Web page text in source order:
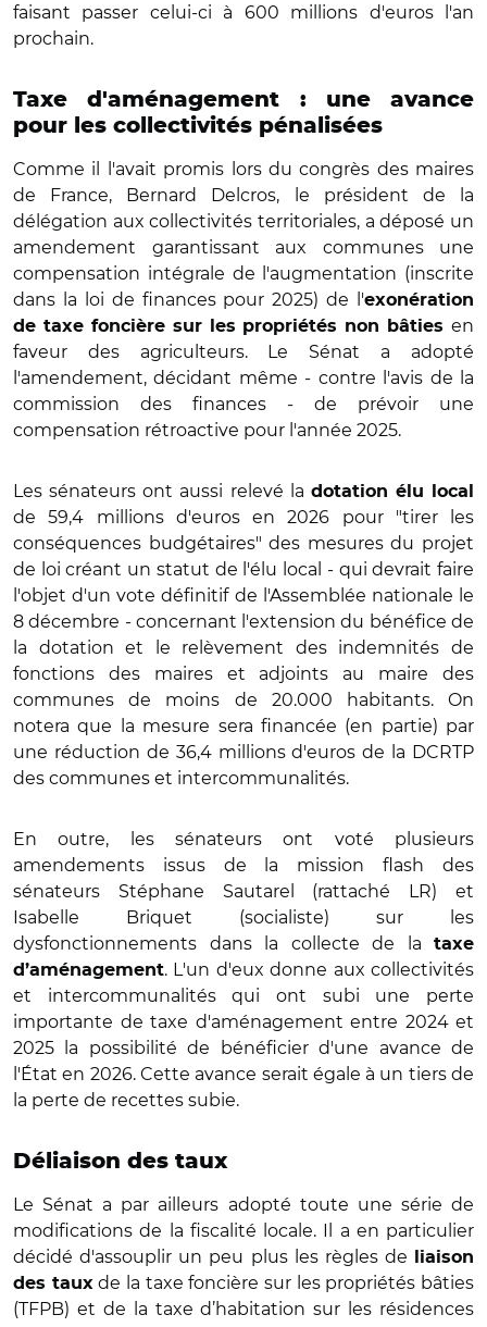
faisant passer celui-ci à 600 millions d'euros l'an
prochain.
Taxe d'aménagement : une avance
pour les collectivités pénalisées
Comme il l'avait promis lors du congrès des maires
de France, Bernard Delcros, le président de la
délégation aux collectivités territoriales, a déposé un
amendement garantissant aux communes une
compensation intégrale de l'augmentation (inscrite
dans la loi de finances pour 2025) de l'exonération
de taxe foncière sur les propriétés non bâties en
faveur des agriculteurs. Le Sénat a adopté
l'amendement, décidant même - contre l'avis de la
commission des finances - de prévoir une
compensation rétroactive pour l'année 2025.
Les sénateurs ont aussi relevé la dotation élu local
de 59,4 millions d'euros en 2026 pour "tirer les
conséquences budgétaires" des mesures du projet
de loi créant un statut de l'élu local - qui devrait faire
l'objet d'un vote définitif de l'Assemblée nationale le
8 décembre - concernant l'extension du bénéfice de
la dotation et le relèvement des indemnités de
fonctions des maires et adjoints au maire des
communes de moins de 20.000 habitants. On
notera que la mesure sera financée (en partie) par
une réduction de 36,4 millions d'euros de la DCRTP
des communes et intercommunalités.
En outre, les sénateurs ont voté plusieurs
amendements issus de la mission flash des
sénateurs Stéphane Sautarel (rattaché LR) et
Isabelle Briquet (socialiste) sur les
dysfonctionnements dans la collecte de la taxe
d’aménagement. L'un d'eux donne aux collectivités
et intercommunalités qui ont subi une perte
importante de taxe d'aménagement entre 2024 et
2025 la possibilité de bénéficier d'une avance de
l'État en 2026. Cette avance serait égale à un tiers de
la perte de recettes subie.
Déliaison des taux
Le Sénat a par ailleurs adopté toute une série de
modifications de la fiscalité locale. Il a en particulier
décidé d'assouplir un peu plus les règles de
liaison
des taux de la taxe foncière sur les propriétés bâties
(TFPB) et de la taxe d’habitation sur les résidences